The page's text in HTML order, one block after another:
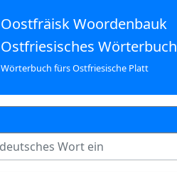
Oostfräisk Woordenbauk
Ostfriesisches Wörterbuch
Wörterbuch fürs Ostfriesische Platt